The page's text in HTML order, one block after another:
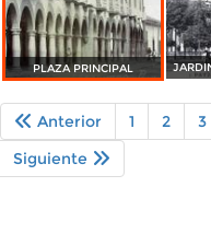
PLAZA PRINCIPAL
Anterior 1 2 3
Siguiente